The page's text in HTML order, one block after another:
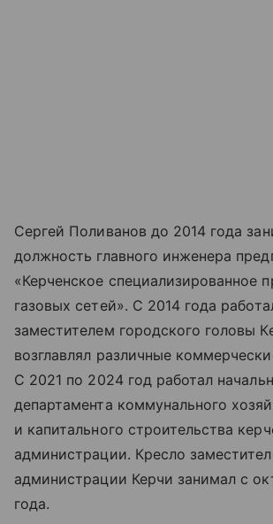
Сергей Поливанов до 2014 года
должность главного инженера
«Керченское специализированное
газовых сетей». С 2014 года
заместителем городского головы
возглавлял различные
С 2021 по 2024 год работал
департамента коммунального
и капитального строительства
администрации. Кресло
администрации Керчи занимал с
года.